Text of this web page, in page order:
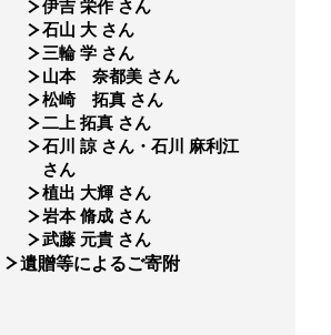
伊吉 栄作 さん
石山 大 さん
三輪 学 さん
山本 奈都美 さん
松崎 拓真 さん
二上 拓真 さん
石川 諒 さん・石川 麻利江
さん
植出 大輝 さん
岩本 脩成 さん
武藤 元貴 さん
遺贈等によるご寄附